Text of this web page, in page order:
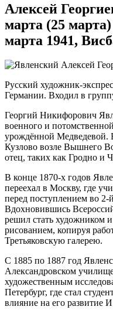
Алексей
марта (25
марта 1941,
Русский художник-
Германии. Входил в
Георгий Никифорович
военного и
урождённой Медведевой.
Кузлово возле Вышнего
отец, таких как Гродно и
В конце 1870-х годов
переехал в Москву, где
перед поступлением во
Вдохновившись
решил стать художником
рисованием, копируя
Третьяковскую галерею.
С 1885 по 1887 год
Александровском
художественным
Петербург, где стал
влияние на его развитие